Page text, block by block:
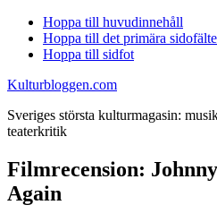
Hoppa till huvudinnehåll
Hoppa till det primära
Hoppa till sidfot
Kulturbloggen.com
Sveriges största kulturmagasin:
teaterkritik
Filmrecension:
Again